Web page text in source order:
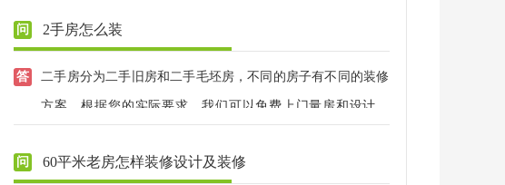
2手房怎么装
二手房分为二手旧房和二手毛坯房，不同的房子有不同的装修
方案，根据您的实际要求，我们可以免费上门量房和设计方
60平米老房怎样装修设计及装修